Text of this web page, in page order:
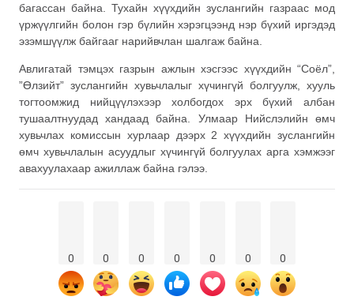
багассан байна. Тухайн хүүхдийн зуслангийн газраас мод
үржүүлгийн болон гэр бүлийн хэрэгцээнд нэр бүхий иргэдэд
эзэмшүүлж байгааг нарийвчлан шалгаж байна.
Авлигатай тэмцэх газрын ажлын хэсгээс хүүхдийн “Соёл”,
”Өлзийт” зуслангийн хувьчлалыг хүчингүй болгуулж, хууль
тогтоомжид нийцүүлэхээр холбогдох эрх бүхий албан
тушаалтнуудад хандаад байна. Улмаар Нийслэлийн өмч
хувьчлах комиссын хурлаар дээрх 2 хүүхдийн зуслангийн
өмч хувьчлалын асуудлыг хүчингүй болгуулах арга хэмжээг
авахуулахаар ажиллаж байна гэлээ.
0 0 0 0 0 0 0